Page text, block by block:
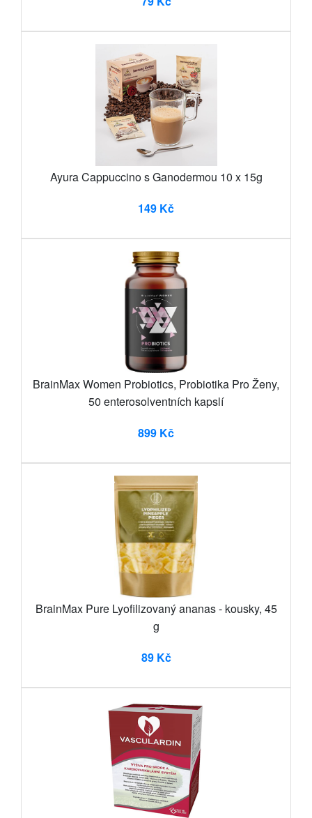
Ayura Cappuccino s Ganodermou 10 x 15g
149 Kč
BrainMax Women Probiotics, Probiotika Pro Ženy,
50 enterosolventních kapslí
899 Kč
BrainMax Pure Lyofilizovaný ananas - kousky, 45
g
89 Kč